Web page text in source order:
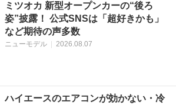
ミツオカ 新型オープンカーの“後ろ
姿”披露！ 公式SNSは「超好きかも」
など期待の声多数
ニューモデル 2026.08.07
ハイエースのエアコンが効かない・冷